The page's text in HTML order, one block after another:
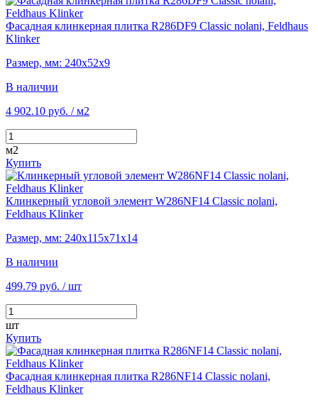
Фасадная клинкерная плитка R286DF9 Classic nolani, Feldhaus
Klinker
Размер, мм: 240х52х9
В наличии
4 902.10 руб. / м2
м2
Купить
Клинкерный угловой элемент W286NF14 Classic nolani,
Feldhaus Klinker
Размер, мм: 240х115х71х14
В наличии
499.79 руб. / шт
шт
Купить
Фасадная клинкерная плитка R286NF14 Classic nolani,
Feldhaus Klinker